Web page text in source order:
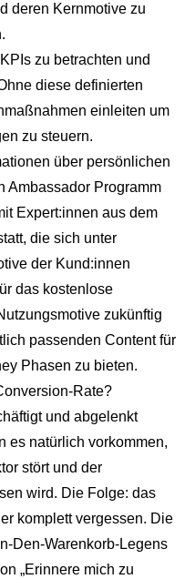
deren Kernmotive zu
zu betrachten und
diese definierten
einleiten um
zu steuern.
über persönlichen
Ambassador Programm
Expert:innen aus dem
die sich unter
der Kund:innen
das kostenlose
zukünftig
passenden Content für
Phasen zu bieten.
Rate?
und abgelenkt
es natürlich vorkommen,
stört und der
wird. Die Folge: das
komplett vergessen. Die
Den-Warenkorb-Legens
„Erinnere mich zu